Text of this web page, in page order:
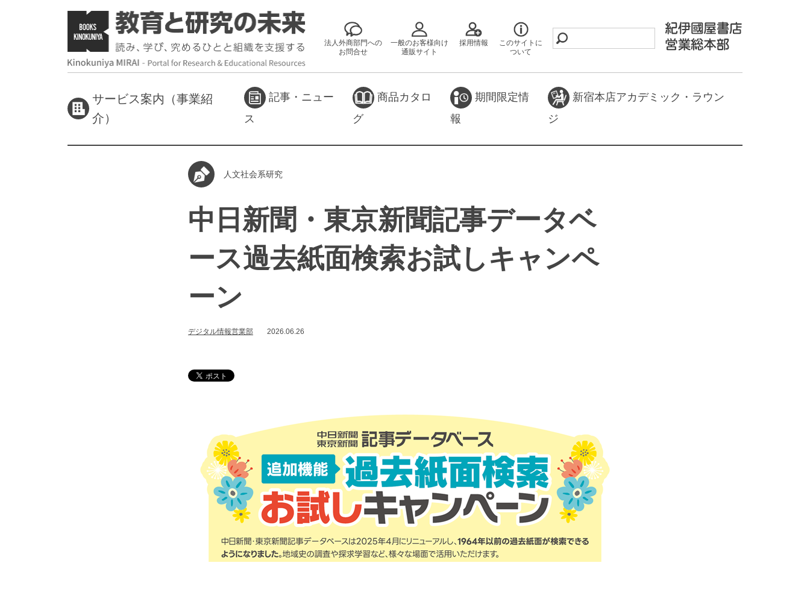
法人外商部門への
お問合せ
一般のお客様向け
通販サイト
採用情報
このサイトに
ついて
サービス案内（事業紹
介）
記事・ニュー
ス
商品カタロ
グ
期間限定情
報
新宿本店アカデミック・ラウン
ジ
人文社会系研究
中日新聞・東京新聞記事データベ
ース過去紙面検索お試しキャンペ
ーン
デジタル情報営業部 2026.06.26